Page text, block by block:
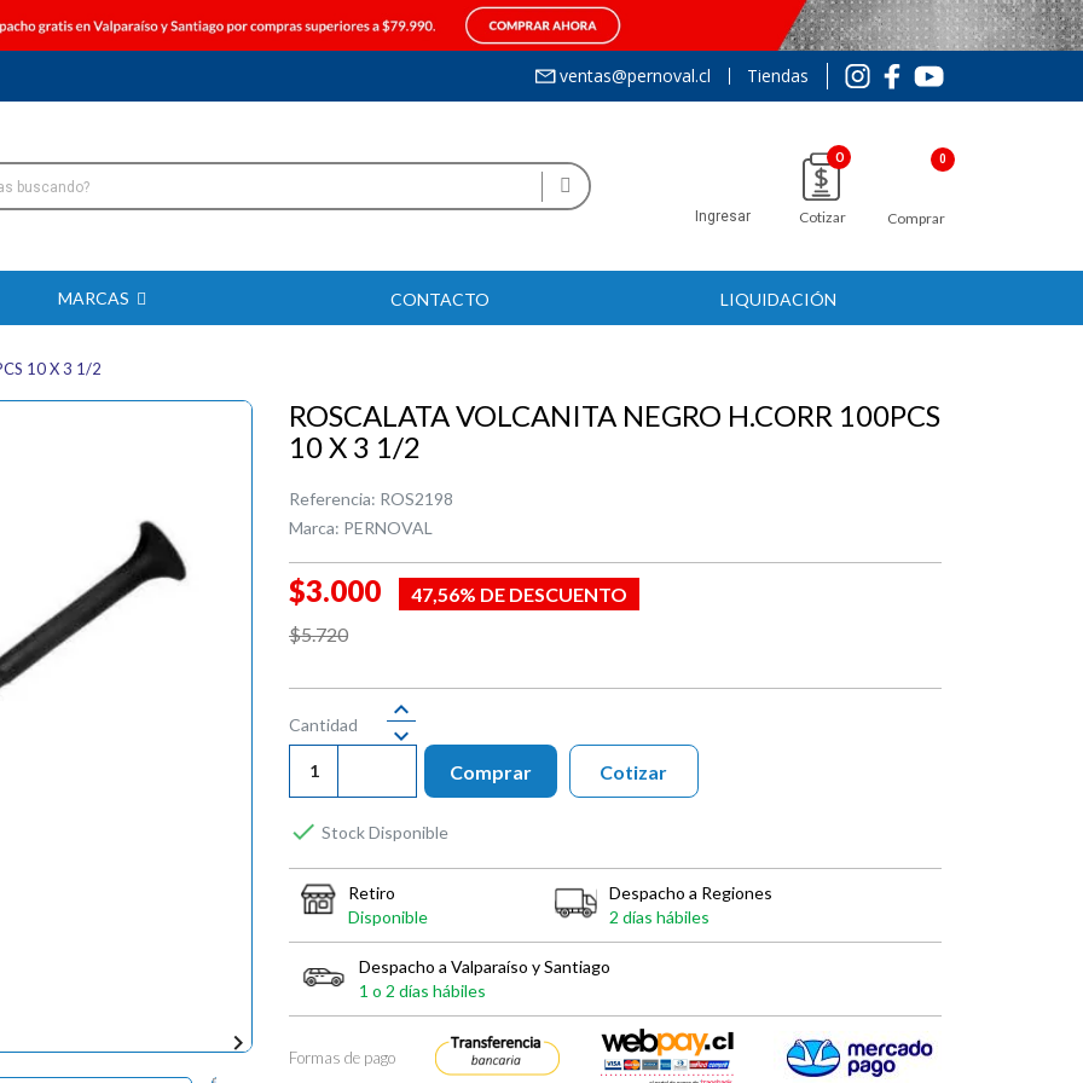
ventas@pernoval.cl Tiendas
Ingresar
0
Cotizar Comprar
MARCAS CONTACTO LIQUIDACIÓN
10 X 3 1/2

ROSCALATA VOLCANITA NEGRO H.CORR 100PCS
10 X 3 1/2
Referencia: ROS2198
Marca: PERNOVAL
$3.000
47,56% DE DESCUENTO
$5.720
Cantidad
Comprar
 Stock Disponible
Cotizar
Retiro
Disponible
Despacho a Regiones
2 días hábiles
Despacho a Valparaíso y Santiago
1 o 2 días hábiles
Formas de pago